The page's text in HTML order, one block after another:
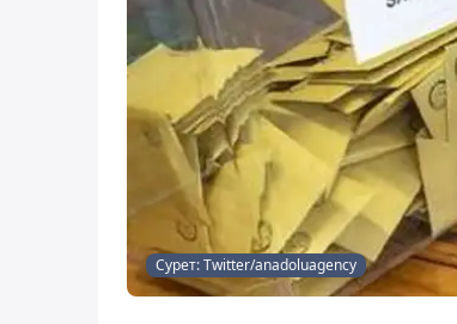
Сурет: Тwitter/anadoluagency